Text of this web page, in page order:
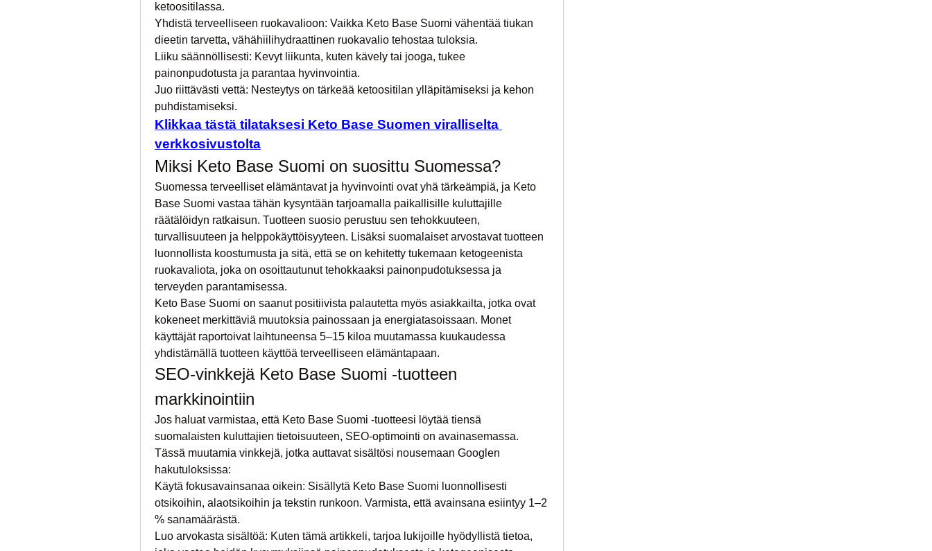
ketoositilassa.
Yhdistä terveelliseen ruokavalioon: Vaikka Keto Base Suomi vähentää tiukan
dieetin tarvetta, vähähiilihydraattinen ruokavalio tehostaa tuloksia.
Liiku säännöllisesti: Kevyt liikunta, kuten kävely tai jooga, tukee
painonpudotusta ja parantaa hyvinvointia.
Juo riittävästi vettä: Nesteytys on tärkeää ketoositilan ylläpitämiseksi ja kehon
puhdistamiseksi.
Klikkaa tästä tilataksesi Keto Base Suomen viralliselta
verkkosivustolta
Miksi Keto Base Suomi on suosittu Suomessa?
Suomessa terveelliset elämäntavat ja hyvinvointi ovat yhä tärkeämpiä, ja Keto
Base Suomi vastaa tähän kysyntään tarjoamalla paikallisille kuluttajille
räätälöidyn ratkaisun. Tuotteen suosio perustuu sen tehokkuuteen,
turvallisuuteen ja helppokäyttöisyyteen. Lisäksi suomalaiset arvostavat tuotteen
luonnollista koostumusta ja sitä, että se on kehitetty tukemaan ketogeenista
ruokavaliota, joka on osoittautunut tehokkaaksi painonpudotuksessa ja
terveyden parantamisessa.
Keto Base Suomi on saanut positiivista palautetta myös asiakkailta, jotka ovat
kokeneet merkittäviä muutoksia painossaan ja energiatasoissaan. Monet
käyttäjät raportoivat laihtuneensa 5–15 kiloa muutamassa kuukaudessa
yhdistämällä tuotteen käyttöä terveelliseen elämäntapaan.
SEO-vinkkejä Keto Base Suomi -tuotteen
markkinointiin
Jos haluat varmistaa, että Keto Base Suomi -tuotteesi löytää tiensä
suomalaisten kuluttajien tietoisuuteen, SEO-optimointi on avainasemassa.
Tässä muutamia vinkkejä, jotka auttavat sisältösi nousemaan Googlen
hakutuloksissa:
Käytä fokusavainsanaa oikein: Sisällytä Keto Base Suomi luonnollisesti
otsikoihin, alaotsikoihin ja tekstin runkoon. Varmista, että avainsana esiintyy 1–2
% sanamäärästä.
Luo arvokasta sisältöä: Kuten tämä artikkeli, tarjoa lukijoille hyödyllistä tietoa,